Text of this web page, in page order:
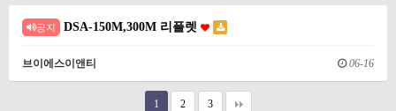
공지 DSA-150M,300M 리플렛
브이에스이앤티 06-16
1 2 3